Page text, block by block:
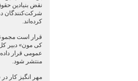
نقض بنیادین
شرکت‌کنندگان
کرده‌اند.
قرار است
کی مون» دبیر
عمومی قرار
منتشر شود.
مهر انگیز کار